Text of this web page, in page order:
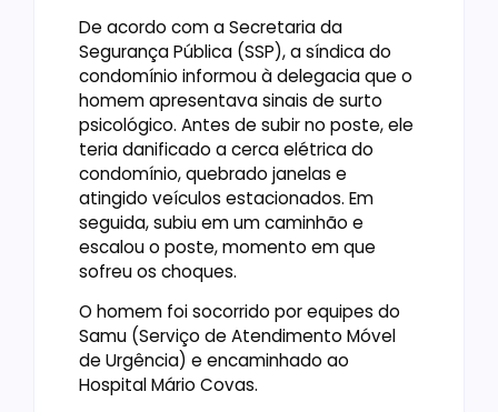
De acordo com a Secretaria da
Segurança Pública (SSP), a síndica do
condomínio informou à delegacia que o
homem apresentava sinais de surto
psicológico. Antes de subir no poste, ele
teria danificado a cerca elétrica do
condomínio, quebrado janelas e
atingido veículos estacionados. Em
seguida, subiu em um caminhão e
escalou o poste, momento em que
sofreu os choques.
O homem foi socorrido por equipes do
Samu (Serviço de Atendimento Móvel
de Urgência) e encaminhado ao
Hospital Mário Covas.